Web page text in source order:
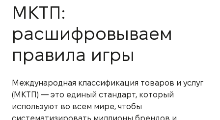
МКТП:
расшифровываем
правила игры
Международная классификация товаров и услуг
(МКТП) — это единый стандарт, который
используют во всем мире, чтобы
систематизировать миллионы брендов и